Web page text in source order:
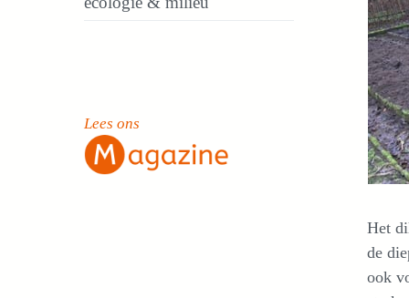
Het
de
ook
Lees ons